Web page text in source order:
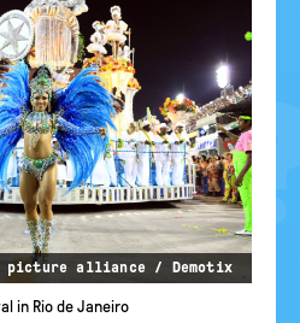
picture alliance / Demotix
in Rio de Janeiro